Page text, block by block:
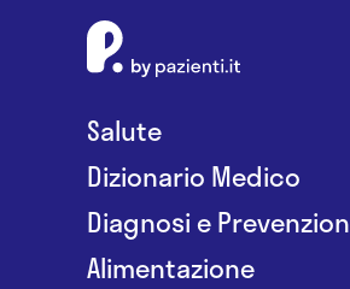
Salute
Dizionario Medico
Diagnosi e
Alimentazione